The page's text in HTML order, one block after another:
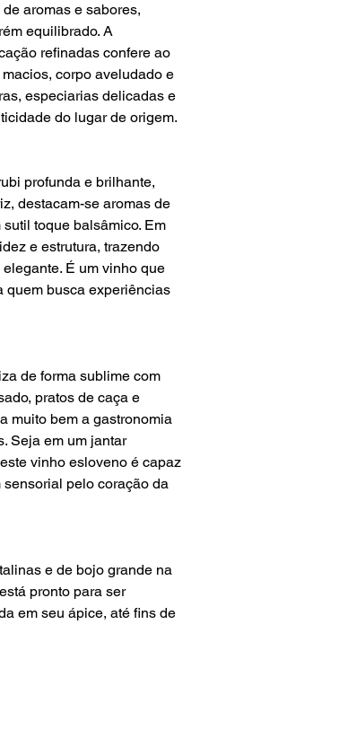
aromas e sabores,
equilibrado. A
refinadas confere ao
corpo aveludado e
especiarias delicadas e
do lugar de origem.
profunda e brilhante,
destacam-se aromas de
toque balsâmico. Em
e estrutura, trazendo
É um vinho que
quem busca experiências
de forma sublime com
pratos de caça e
muito bem a gastronomia
Seja em um jantar
vinho esloveno é capaz
pelo coração da
e de bojo grande na
pronto para ser
em seu ápice, até fins de